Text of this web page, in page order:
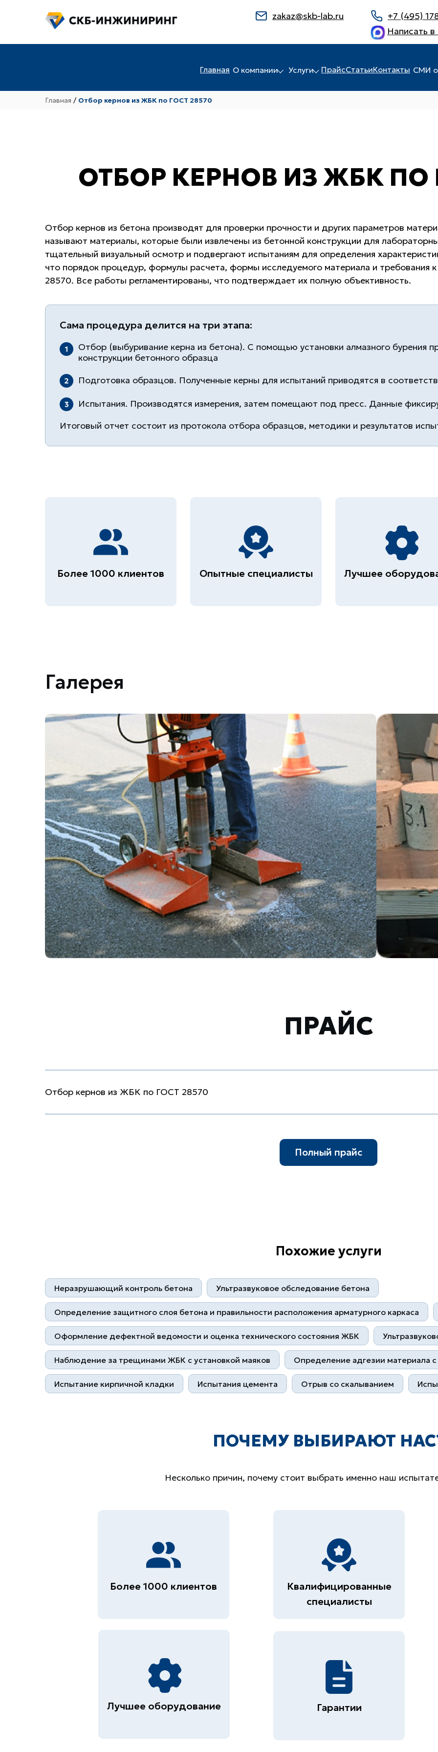
Написать в
zakaz@skb-lab.ru +7 (495)
Главная О компании Услуги ПрайсСтатьиКонтакты СМИ о
Главная / Отбор кернов из ЖБК по ГОСТ 28570
ОТБОР КЕРНОВ ИЗ ЖБК ПО
Отбор кернов из бетона производят для проверки прочности и других параметров
называют материалы, которые были извлечены из бетонной конструкции для
тщательный визуальный осмотр и подвергают испытаниям для определения
что порядок процедур, формулы расчета, формы исследуемого материала и
28570. Все работы регламентированы, что подтверждает их полную объективность.
Сама процедура делится на три этапа:
Испытания. Производятся измерения, затем помещают под пресс. Данные
Подготовка образцов. Полученные керны для испытаний приводятся в
Отбор (выбуривание керна из бетона). С помощью установки алмазного бурения
конструкции бетонного образца
Итоговый отчет состоит из протокола отбора образцов, методики и результатов
Лучшее
Опытные специалисты
Более 1000 клиентов
Галерея
ПРАЙС
Полный прайс
Отбор кернов из ЖБК по ГОСТ 28570
Похожие услуги
Неразрушающий контроль бетона Ультразвуковое обследование бетона
Определение защитного слоя бетона и правильности расположения арматурного каркаса
Оформление дефектной ведомости и оценка технического состояния ЖБК
Наблюдение за трещинами ЖБК с установкой маяков Определение адгезии материала
Испытание кирпичной кладки Испытания цемента Отрыв со скалыванием
Несколько причин, почему стоит выбрать именно наш
ПОЧЕМУ ВЫБИРАЮТ
Гарантии
Лучшее оборудование
Квалифицированные
специалисты
Более 1000 клиентов